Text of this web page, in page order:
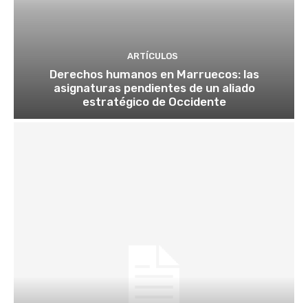
ARTÍCULOS
Derechos humanos en Marruecos: las
asignaturas pendientes de un aliado
estratégico de Occidente